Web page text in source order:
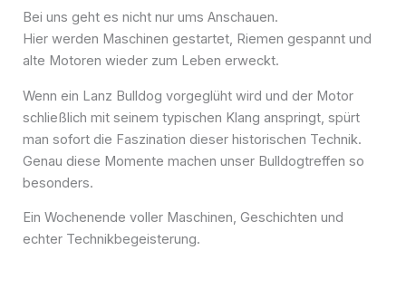
Bei uns geht es nicht nur ums Anschauen.
Hier werden Maschinen gestartet, Riemen gespannt und
alte Motoren wieder zum Leben erweckt.
Wenn ein Lanz Bulldog vorgeglüht wird und der Motor
schließlich mit seinem typischen Klang anspringt, spürt
man sofort die Faszination dieser historischen Technik.
Genau diese Momente machen unser Bulldogtreffen so
besonders.
Ein Wochenende voller Maschinen, Geschichten und
echter Technikbegeisterung.